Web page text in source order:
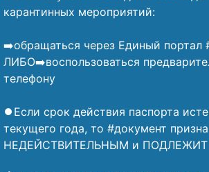
карантинных мероприятий:
➡️обращаться через Единый портал
ЛИБО➡️воспользоваться
телефону
⏺️Если срок действия паспорта
текущего года, то #документ
НЕДЕЙСТВИТЕЛЬНЫМ и